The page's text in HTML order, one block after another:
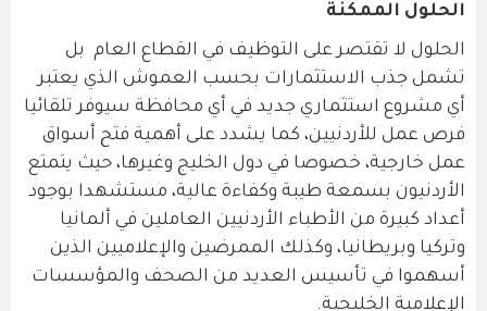
الحلول الممكنة
الحلول لا تقتصر على التوظيف في القطاع العام بل
تشمل جذب الاستثمارات بحسب العموش الذي يعتبر
أي مشروع استثماري جديد في أي محافظة سيوفر تلقائيا
فرص عمل للأردنيين، كما يشدد على أهمية فتح أسواق
عمل خارجية، خصوصا في دول الخليج وغيرها، حيث يتمتع
الأردنيون بسمعة طيبة وكفاءة عالية، مستشهدا بوجود
أعداد كبيرة من الأطباء الأردنيين العاملين في ألمانيا
وتركيا وبريطانيا، وكذلك الممرضين والإعلاميين الذين
أسهموا في تأسيس العديد من الصحف والمؤسسات
الإعلامية الخليجية.